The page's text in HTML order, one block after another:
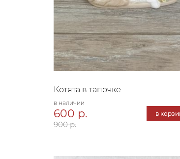
Котята в тапочке
в наличии
600 р.
900 р.
в